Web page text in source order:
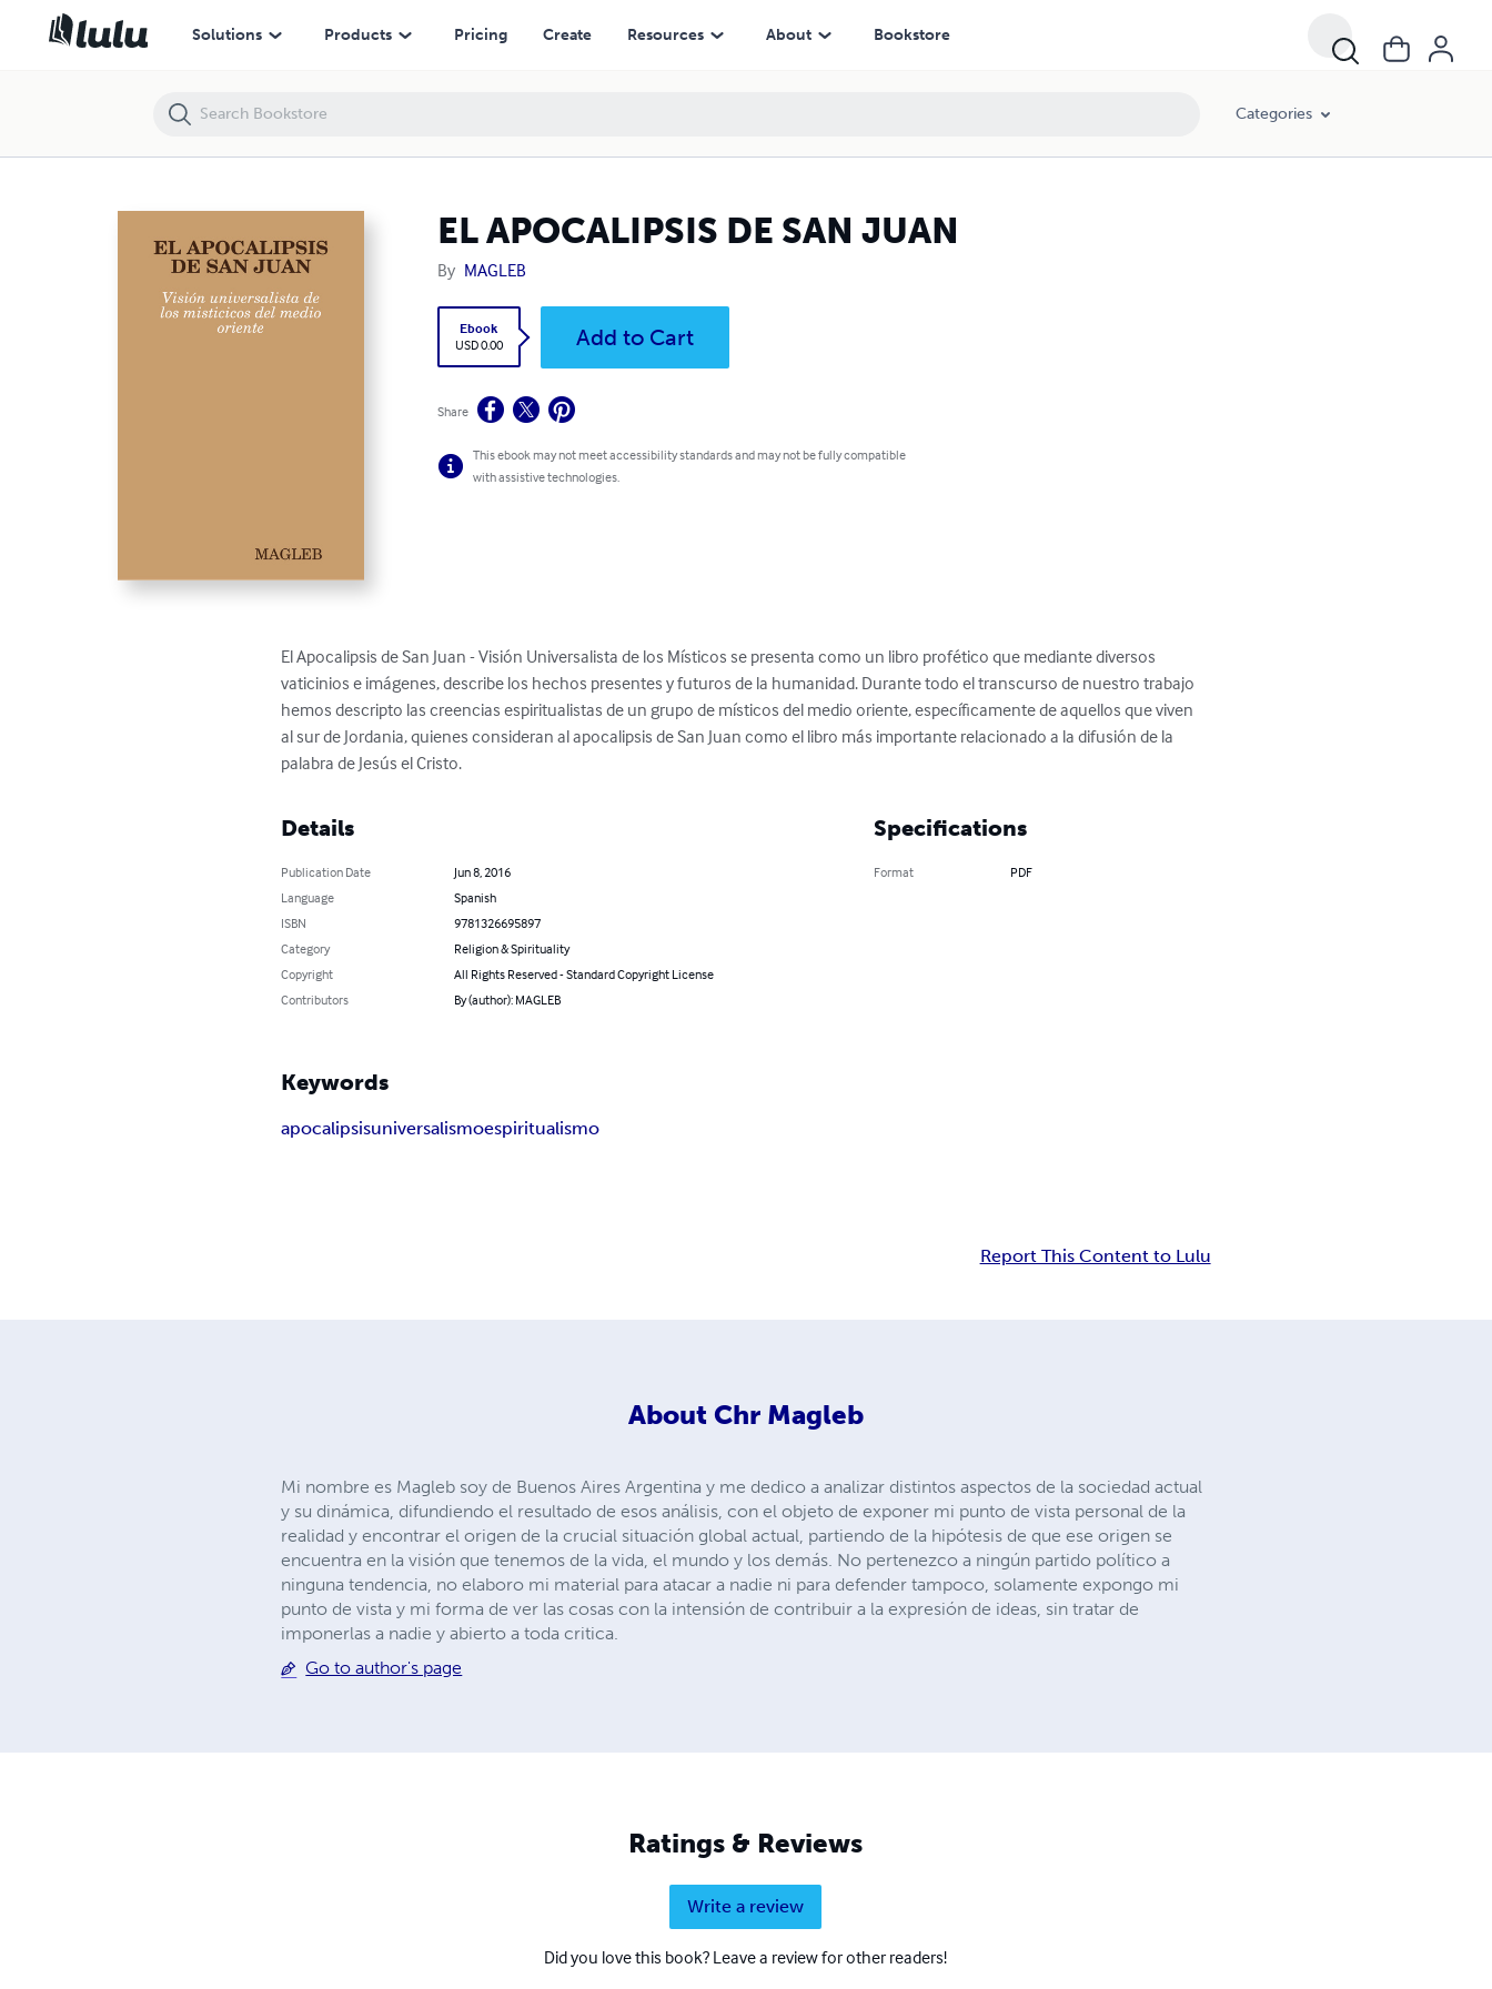
Solutions Products Pricing Create Resources About Bookstore
Categories
EL APOCALIPSIS DE SAN JUAN
By MAGLEB
Ebook
USD 0.00
Add to Cart
Share
This ebook may not meet accessibility standards and may not be fully compatible
with assistive technologies.
El Apocalipsis de San Juan - Visión Universalista de los Místicos se presenta como un libro profético que mediante diversos
vaticinios e imágenes, describe los hechos presentes y futuros de la humanidad. Durante todo el transcurso de nuestro trabajo
hemos descripto las creencias espiritualistas de un grupo de místicos del medio oriente, específicamente de aquellos que viven
al sur de Jordania, quienes consideran al apocalipsis de San Juan como el libro más importante relacionado a la difusión de la
palabra de Jesús el Cristo.
Details
Publication Date
Jun 8, 2016
Language
Spanish
ISBN
9781326695897
Category
Religion & Spirituality
Copyright
All Rights Reserved - Standard Copyright License
Contributors
By (author): MAGLEB
Specifications
Format PDF
Keywords
apocalipsisuniversalismoespiritualismo
Report This Content to Lulu
About Chr Magleb
Mi nombre es Magleb soy de Buenos Aires Argentina y me dedico a analizar distintos aspectos de la sociedad actual
y su dinámica, difundiendo el resultado de esos análisis, con el objeto de exponer mi punto de vista personal de la
realidad y encontrar el origen de la crucial situación global actual, partiendo de la hipótesis de que ese origen se
encuentra en la visión que tenemos de la vida, el mundo y los demás. No pertenezco a ningún partido político a
ninguna tendencia, no elaboro mi material para atacar a nadie ni para defender tampoco, solamente expongo mi
punto de vista y mi forma de ver las cosas con la intensión de contribuir a la expresión de ideas, sin tratar de
imponerlas a nadie y abierto a toda critica.
Go to author's page
Ratings & Reviews
Write a review
Did you love this book? Leave a review for other readers!
EL APOCALIPSIS DE SAN JUAN